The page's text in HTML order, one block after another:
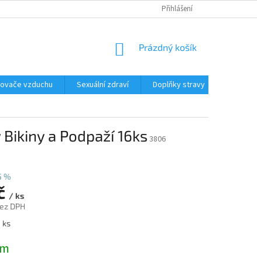
Přihlášení
NÁKUPNÍ
Prázdný košík
vzduchu Sexuální zdraví Doplňky stravy
a Podpaží 16ks 3806
%
/ ks
DPH
ks